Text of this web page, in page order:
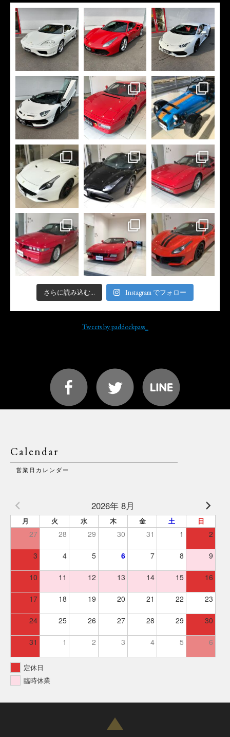
さらに読み込む... Instagram でフォロー
Tweets by paddockpass_
Calendar
営業日カレンダー
2026年 8月
月 火 水 木 金 土 日
27 28 29 30 31 1 2
3 4 5 6 7 8 9
10 11 12 13 14 15 16
17 18 19 20 21 22 23
24 25 26 27 28 29 30
31 1 2 3 4 5 6
定休日
臨時休業